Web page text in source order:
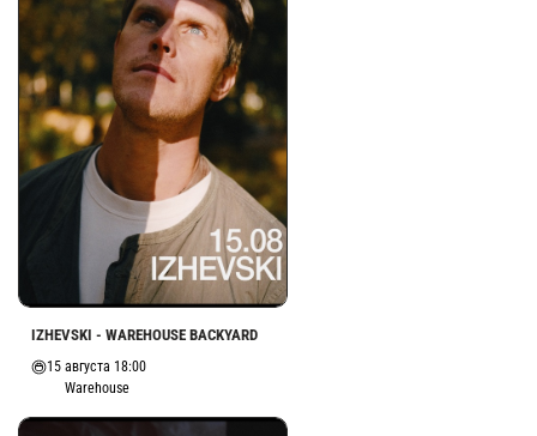
IZHEVSKI - WAREHOUSE BACKYARD
15 августа 18:00
Warehouse